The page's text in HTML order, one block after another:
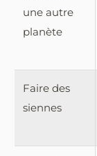
une autre
planète
Faire des
siennes